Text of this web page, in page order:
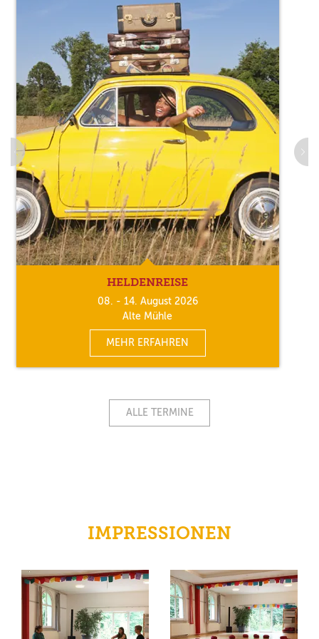
HELDENREISE
08. - 14. August 2026
Alte Mühle
MEHR ERFAHREN
ALLE TERMINE
IMPRESSIONEN